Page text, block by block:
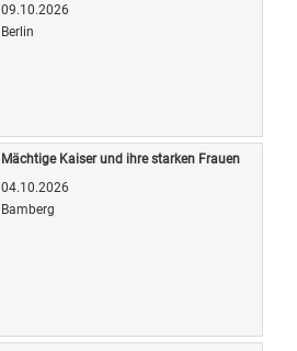
09.10.2026
Berlin
Mächtige Kaiser und ihre starken Frauen
04.10.2026
Bamberg